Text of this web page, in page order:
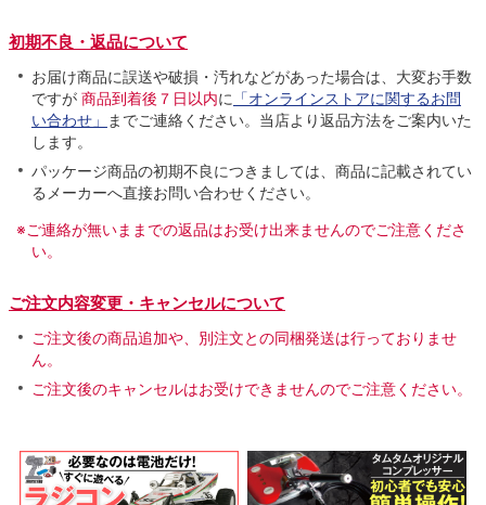
初期不良・返品について
お届け商品に誤送や破損・汚れなどがあった場合は、大変お手数
ですが 商品到着後７日以内に 「オンラインストアに関するお問
い合わせ」
までご連絡ください。当店より返品方法をご案内いた
します。
パッケージ商品の初期不良につきましては、商品に記載されてい
るメーカーへ直接お問い合わせください。
※ご連絡が無いままでの返品はお受け出来ませんのでご注意くださ
い。
ご注文内容変更・キャンセルについて
ご注文後の商品追加や、別注文との同梱発送は行っておりませ
ん。
ご注文後のキャンセルはお受けできませんのでご注意ください。